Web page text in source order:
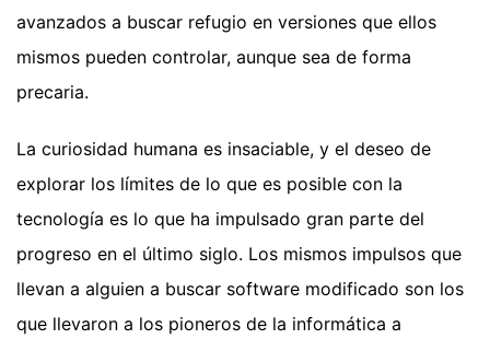
avanzados a buscar refugio en versiones que ellos
mismos pueden controlar, aunque sea de forma
precaria.
La curiosidad humana es insaciable, y el deseo de
explorar los límites de lo que es posible con la
tecnología es lo que ha impulsado gran parte del
progreso en el último siglo. Los mismos impulsos que
llevan a alguien a buscar software modificado son los
que llevaron a los pioneros de la informática a